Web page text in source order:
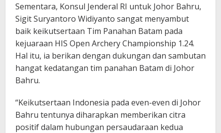
Sementara, Konsul Jenderal RI untuk Johor Bahru,
Sigit Suryantoro Widiyanto sangat menyambut
baik keikutsertaan Tim Panahan Batam pada
kejuaraan HIS Open Archery Championship 1.24.
Hal itu, ia berikan dengan dukungan dan sambutan
hangat kedatangan tim panahan Batam di Johor
Bahru.
“Keikutsertaan Indonesia pada even-even di Johor
Bahru tentunya diharapkan memberikan citra
positif dalam hubungan persaudaraan kedua